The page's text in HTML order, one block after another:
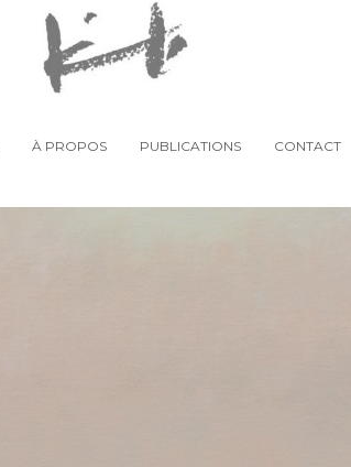
À PROPOS PUBLICATIONS CONTACT